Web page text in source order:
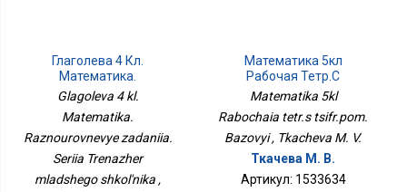
Глаголева 4 Кл.
Математика.
Разноуровневые
Задания. Серия
Тренажер Младшего
Школьника
Glagoleva 4 kl.
Matematika.
Raznourovnevye zadaniia.
Seriia Trenazher
mladshego shkol'nika ,
Математика 5кл
Рабочая Тетр.с
Цифр.пом. Базовый
Matematika 5kl
Rabochaia tetr.s tsifr.pom.
Bazovyi , Tkacheva M. V.
Ткачева М. В.
Артикул: 1533634